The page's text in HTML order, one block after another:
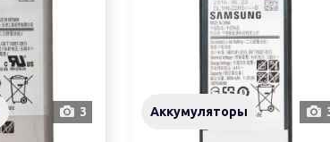
3 Аккумуляторы